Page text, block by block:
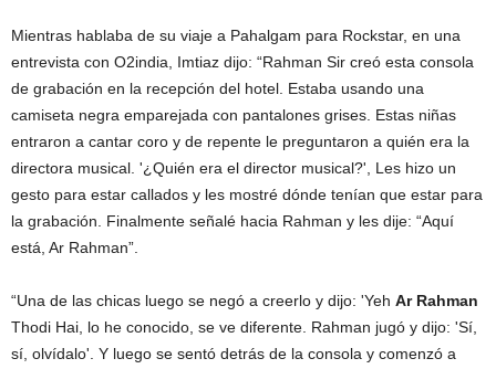
Mientras hablaba de su viaje a Pahalgam para Rockstar, en una
entrevista con O2india, Imtiaz dijo: “Rahman Sir creó esta consola
de grabación en la recepción del hotel. Estaba usando una
camiseta negra emparejada con pantalones grises. Estas niñas
entraron a cantar coro y de repente le preguntaron a quién era la
directora musical. '¿Quién era el director musical?', Les hizo un
gesto para estar callados y les mostré dónde tenían que estar para
la grabación. Finalmente señalé hacia Rahman y les dije: “Aquí
está, Ar Rahman”.
“Una de las chicas luego se negó a creerlo y dijo: 'Yeh Ar Rahman
Thodi Hai, lo he conocido, se ve diferente. Rahman jugó y dijo: 'Sí,
sí, olvídalo'. Y luego se sentó detrás de la consola y comenzó a